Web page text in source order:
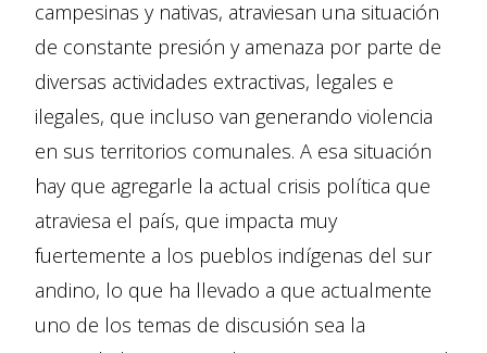
campesinas y nativas, atraviesan una situación
de constante presión y amenaza por parte de
diversas actividades extractivas, legales e
ilegales, que incluso van generando violencia
en sus territorios comunales. A esa situación
hay que agregarle la actual crisis política que
atraviesa el país, que impacta muy
fuertemente a los pueblos indígenas del sur
andino, lo que ha llevado a que actualmente
uno de los temas de discusión sea la